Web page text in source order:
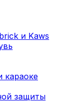
и Kaws
караоке
защиты